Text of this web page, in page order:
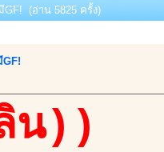
(อ่าน 5825 ครั้ง)
น))